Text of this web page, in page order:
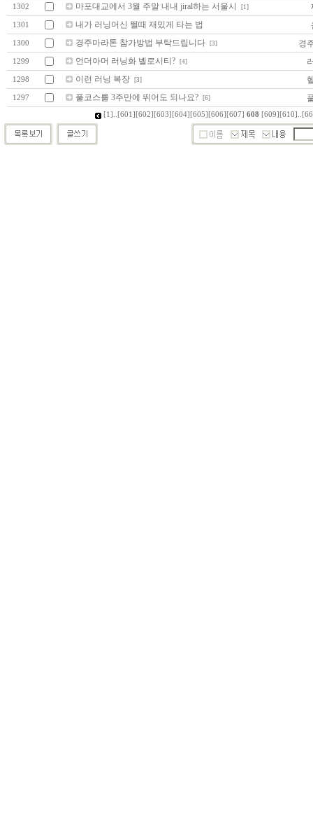
1302 마포대교에서 3월 주말 내내 jiral하는 서울시 [1]
1301 내가 러닝머신 뛸때 재밌게 타는 법
1300 경주마라톤 참가방법 부탁드립니다 [3] 경
1299 언더아머 러닝화 벨로시티? [4]
1298 이런 러닝 복장 [3]
1297 풀코스를 3주만에 뛰어도 되나요? [6]
[1] [601] [602] [603] [604] [605] [606] [607] 608 [609] [610]